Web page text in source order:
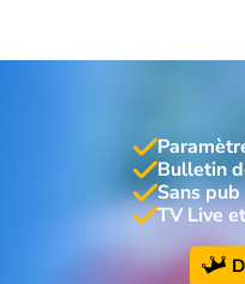
Bulletin
Sans pub
TV Live